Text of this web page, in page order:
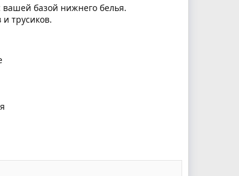
вашей базой нижнего белья.
трусиков.